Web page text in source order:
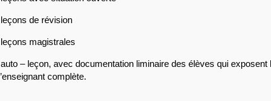
leçons de révision
leçons magistrales
auto – leçon, avec documentation liminaire des élèves qui exposent
l’enseignant complète.